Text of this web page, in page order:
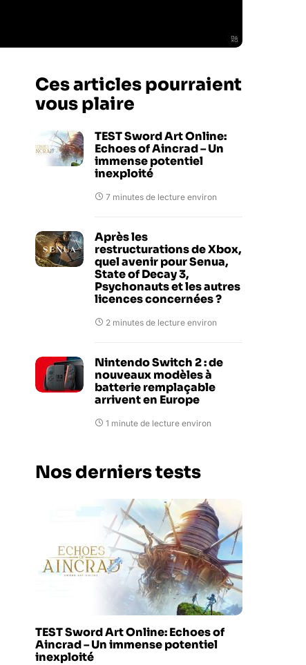
Ces articles pourraient
vous plaire
TEST Sword Art Online:
Echoes of Aincrad – Un
immense potentiel
inexploité
7 minutes de lecture environ
Après les
restructurations de Xbox,
quel avenir pour Senua,
State of Decay 3,
Psychonauts et les autres
licences concernées ?
2 minutes de lecture environ
Nintendo Switch 2 : de
nouveaux modèles à
batterie remplaçable
arrivent en Europe
1 minute de lecture environ
Nos derniers tests
TEST Sword Art Online: Echoes of
Aincrad – Un immense potentiel
inexploité